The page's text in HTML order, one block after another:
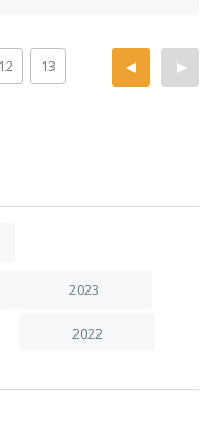
12
13
2023
2022